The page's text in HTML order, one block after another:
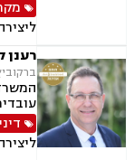
רענן
ברקוביץ' 4, מגדל המוזאון,